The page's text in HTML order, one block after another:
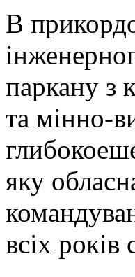
В
паркану з
та мінно-
яку
всіх